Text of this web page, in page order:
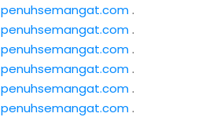
penuhsemangat.com.
penuhsemangat.com.
penuhsemangat.com.
penuhsemangat.com.
penuhsemangat.com.
penuhsemangat.com.